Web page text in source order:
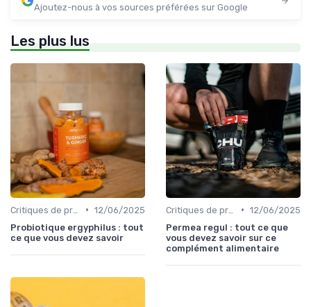
Ajoutez-nous à vos sources préférées sur Google
Les plus lus
• 12/06/2025
Probiotique ergyphilus : tout
ce que vous devez savoir
• 12/06/2025
Permea regul : tout ce que
vous devez savoir sur ce
complément alimentaire